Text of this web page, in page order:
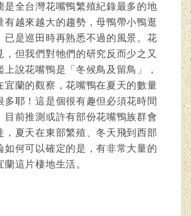
是全台灣花嘴鴨繁殖紀錄最多的地
有越來越大的趨勢，母鴨帶小鴨逛
已是巡田時再熟悉不過的風景。花
，但我們對牠們的研究反而少之又
上說花嘴鴨是「冬候鳥及留鳥」，
宜蘭的觀察，花嘴鴨在夏天的數量
多耶！這是個很有趣但必須花時間
目前推測或許有部份花嘴鴨族群會
，夏天在東部繁殖、冬天飛到西部
如何可以確定的是，有非常大量的
這片棲地生活。